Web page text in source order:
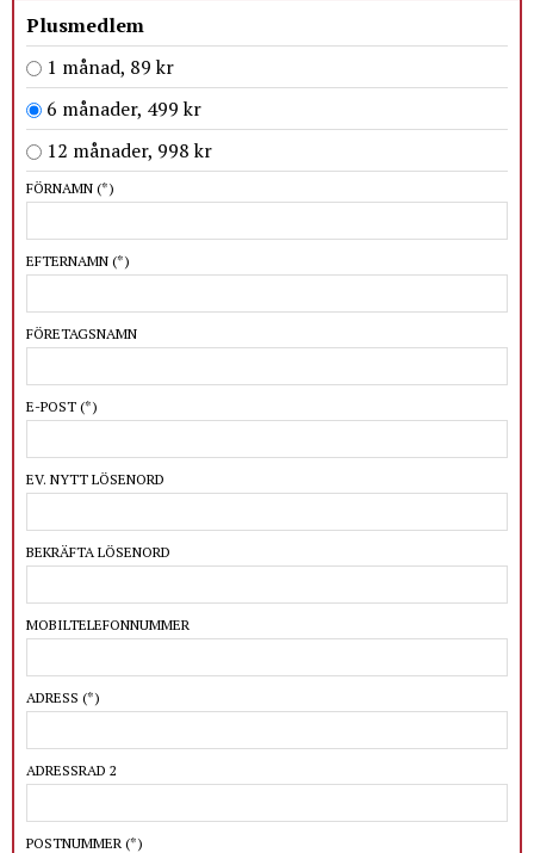
Plusmedlem
1 månad, 89 kr
6 månader, 499 kr
12 månader, 998 kr
FÖRNAMN (*)
EFTERNAMN (*)
FÖRETAGSNAMN
E-POST (*)
EV. NYTT LÖSENORD
BEKRÄFTA LÖSENORD
MOBILTELEFONNUMMER
ADRESS (*)
ADRESSRAD 2
POSTNUMMER (*)